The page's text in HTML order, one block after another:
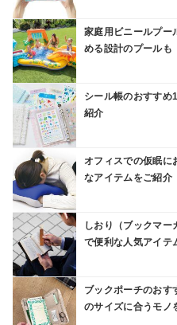
家庭用ビニールプー
める設計のプールも
シール帳のおすすめ
紹介
オフィスでの仮眠に
なアイテムをご紹介
しおり（ブックマ
で便利な人気アイテ
ブックポーチのおす
のサイズに合うモノ